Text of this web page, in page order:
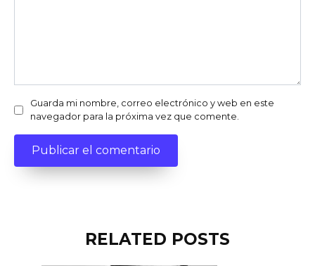
Guarda mi nombre, correo electrónico y web en este
navegador para la próxima vez que comente.
RELATED POSTS